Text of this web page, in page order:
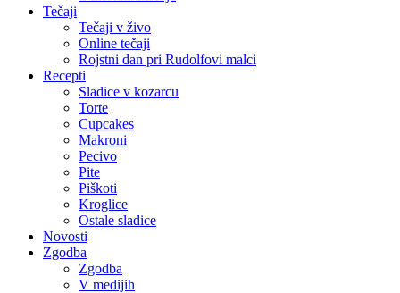
Tečaji
Tečaji v živo
Online tečaji
Rojstni dan pri Rudolfovi malci
Recepti
Sladice v kozarcu
Torte
Cupcakes
Makroni
Pecivo
Pite
Piškoti
Kroglice
Ostale sladice
Novosti
Zgodba
Zgodba
V medijih